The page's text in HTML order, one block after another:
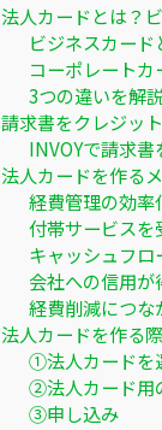
法人カードとは？
ビジネスカード
コーポレートカ
3つの違いを解
請求書をクレジッ
INVOYで請求
法人カードを作る
経費管理の効率
付帯サービスを
キャッシュフ
会社への信用が
経費削減につな
法人カードを作る
①法人カードを
②法人カード用
③申し込み